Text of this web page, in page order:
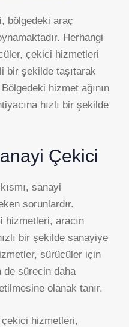
, bölgedeki araç
Herhangi
çekici hizmetleri
bir şekilde taşıtarak
hizmet ağının
hızlı bir şekilde
Çekici
sanayi
sorunlardır.
hizmetleri, aracın
bir şekilde sanayiye
sürücüler için
de sürecin daha
olanak tanır.
hizmetleri,